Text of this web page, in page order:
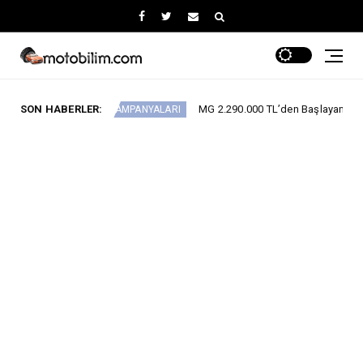
SON HABERLER:
KAMPANYALARI MG 2.290.000 TL’den Başlayan Ağustos